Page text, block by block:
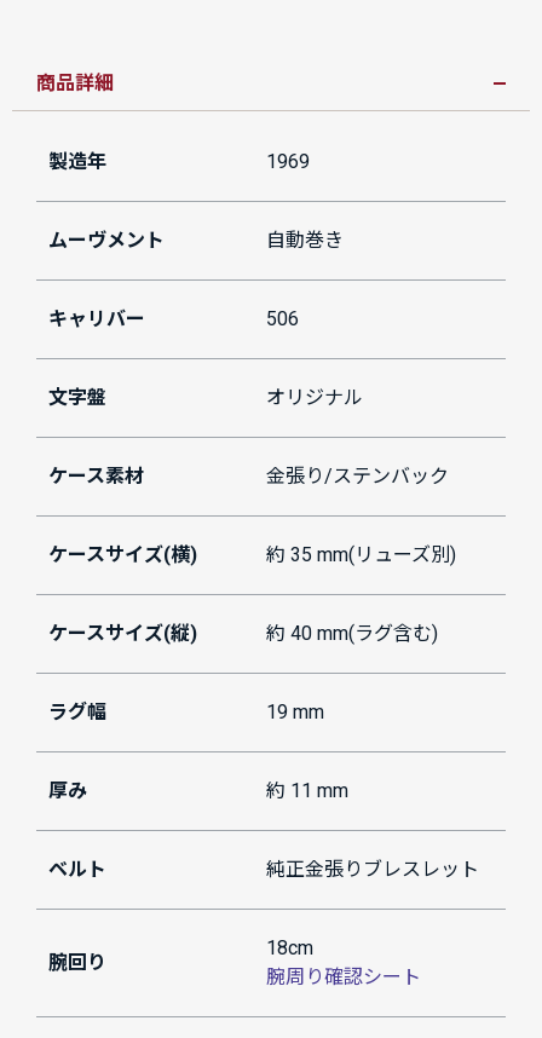
商品詳細
製造年 1969
ムーヴメント 自動巻き
キャリバー 506
文字盤 オリジナル
ケース素材 金張り/ステンバック
ケースサイズ(横) 約 35 mm(リューズ別)
ケースサイズ(縦) 約 40 mm(ラグ含む)
ラグ幅 19 mm
厚み 約 11 mm
ベルト 純正金張りブレスレット
腕回り
18cm
腕周り確認シート